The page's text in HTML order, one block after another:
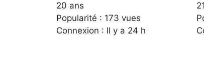
20 ans
Popularité : 173 vues
Connexion : Il y a 24 h